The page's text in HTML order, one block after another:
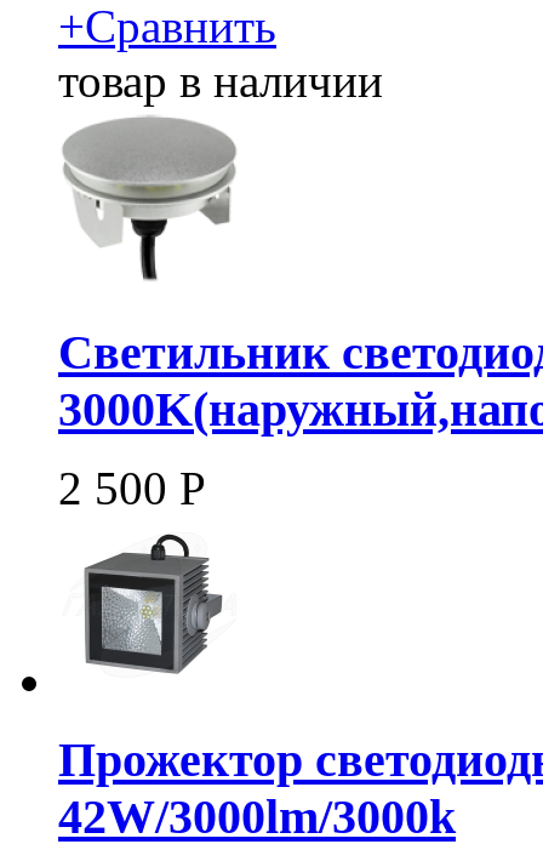
+Сравнить
товар в наличии
Светильник
2 500 Р
Прожектор
42W/3000lm/3000k